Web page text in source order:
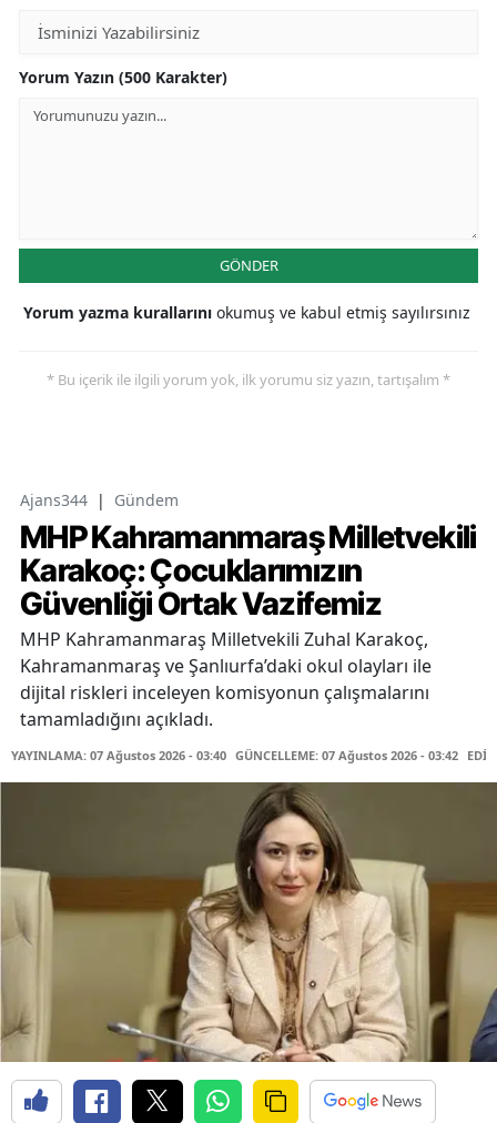
Yorum Yazın (500 Karakter)
GÖNDER
Yorum yazma kurallarını okumuş ve kabul etmiş sayılırsınız
* Bu içerik ile ilgili yorum yok, ilk yorumu siz yazın, tartışalım *
Ajans344 | Gündem
MHP Kahramanmaraş Milletvekili
Karakoç: Çocuklarımızın
Güvenliği Ortak Vazifemiz
MHP Kahramanmaraş Milletvekili Zuhal Karakoç,
Kahramanmaraş ve Şanlıurfa’daki okul olayları ile
dijital riskleri inceleyen komisyonun çalışmalarını
tamamladığını açıkladı.
YAYINLAMA: 07 Ağustos 2026 - 03:40 GÜNCELLEME: 07 Ağustos 2026 - 03:42